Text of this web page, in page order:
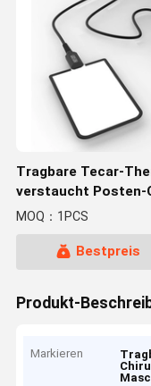
Tragbare Tecar-
verstaucht Posten-
MOQ：1PCS
Bestpreis
Produkt-
Markieren